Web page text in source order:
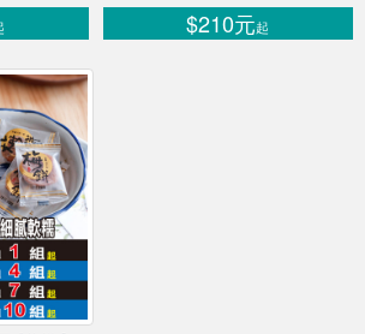
$210元起